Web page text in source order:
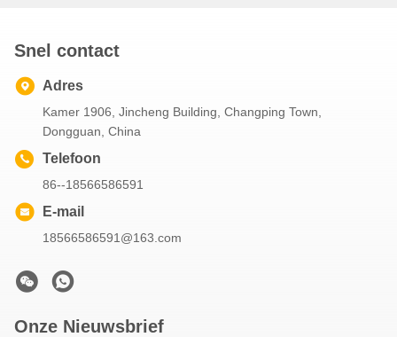
Snel contact
Adres
Kamer 1906, Jincheng Building, Changping Town,
Dongguan, China
Telefoon
86--18566586591
E-mail
18566586591@163.com
Onze Nieuwsbrief